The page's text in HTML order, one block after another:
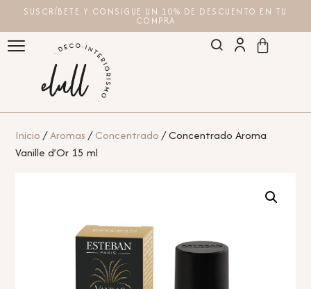
SUSCRÍBETE Y CONSIGUE UN 10% DE DESCUENTO EN TU
COMPRA
Inicio/Aromas/Concentrado/ Concentrado Aroma
Vanille d’Or 15 ml